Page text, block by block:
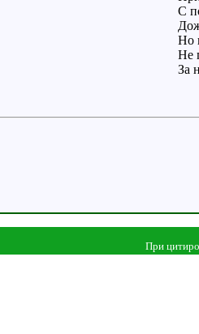
С
Но
Не
За
При